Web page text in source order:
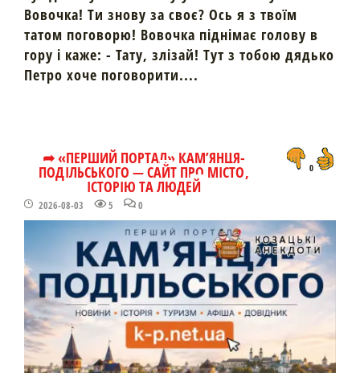
Вовочка! Ти знову за своє? Ось я з твоїм
татом поговорю! Вовочка піднімає голову в
гору і каже: - Тату, злізай! Тут з тобою дядько
Петро хоче поговорити....
➦ «ПЕРШИЙ ПОРТАЛ» КАМ’ЯНЦЯ-
ПОДІЛЬСЬКОГО — САЙТ ПРО МІСТО,
ІСТОРІЮ ТА ЛЮДЕЙ
2026-08-03 5 0
0